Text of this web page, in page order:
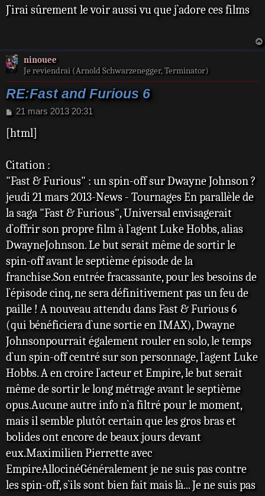
s
J`irai sûrement le voir aussi vu que j`adore ces films
ninouee
Je reviendrai (Arnold Schwarzenegger, Terminator)
RE:Fast and Furious 6
M
s
g
e
21 mars 2013 20:31
[html]
Citation :
"Fast & Furious" : un spin-off sur Dwayne Johnson ?
jeudi 21 mars 2013-News - Tournages En parallèle de
la saga "Fast & Furious", Universal envisagerait
d`offrir son propre film à l`agent Luke Hobbs, alias
DwayneJohnson. Le but serait même de sortir le
spin-off avant le septième épisode de la
franchise.Son entrée fracassante, pour les besoins de
l`épisode cinq, ne sera définitivement pas un feu de
paille ! A nouveau attendu dans Fast & Furious 6
(qui bénéficiera d`une sortie en IMAX), Dwayne
Johnsonpourrait également rouler en solo, le temps
d`un spin-off centré sur son personnage, l`agent Luke
Hobbs. A en croire l`acteur et Empire, le but serait
même de sortir le long métrage avant le septième
opus.Aucune autre info n`a filtré pour le moment,
mais il semble plutôt certain que les gros bras et
bolides ont encore de beaux jours devant
eux.Maximilien Pierrette avec
EmpireAllocinéGénéralement je ne suis pas contre
les spin-off, s`ils sont bien fait mais là... Je ne suis pas